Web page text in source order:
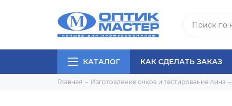
КАТАЛОГ КАК СДЕЛАТЬ ЗАКАЗ
Главная Изготовление очков и тестирование линз